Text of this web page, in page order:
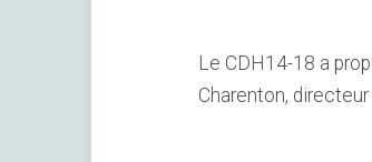
Le CDH14-18 a
Charenton,